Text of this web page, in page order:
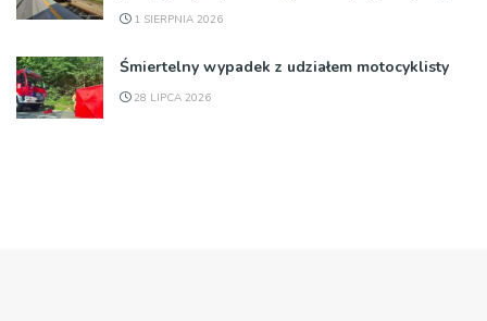
1 SIERPNIA 2026
Śmiertelny wypadek z udziałem motocyklisty
28 LIPCA 2026